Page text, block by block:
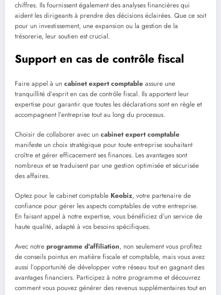
chiffres. Ils fournissent également des analyses financières qui
aident les dirigeants à prendre des décisions éclairées. Que ce soit
pour un investissement, une expansion ou la gestion de la
trésorerie, leur soutien est crucial.
Support en cas de contrôle fiscal
Faire appel à un cabinet expert comptable assure une
tranquillité d’esprit en cas de contrôle fiscal. Ils apportent leur
expertise pour garantir que toutes les déclarations sont en règle et
accompagnent l’entreprise tout au long du processus.
Choisir de collaborer avec un cabinet expert comptable
manifeste un choix stratégique pour toute entreprise souhaitant
croître et gérer efficacement ses finances. Les avantages sont
nombreux et se traduisent par une gestion optimisée et sécurisée
des affaires.
Optez pour le cabinet comptable Keobiz, votre partenaire de
confiance pour gérer les aspects comptables de votre entreprise.
En faisant appel à notre expertise, vous bénéficiez d’un service de
haute qualité, adapté à vos besoins spécifiques.
Avec notre programme d’affiliation, non seulement vous profitez
de conseils pointus en matière fiscale et comptable, mais vous avez
aussi l’opportunité de développer votre réseau tout en gagnant des
avantages financiers. Participez à notre programme et découvrez
comment vous pouvez générer des revenus supplémentaires tout en